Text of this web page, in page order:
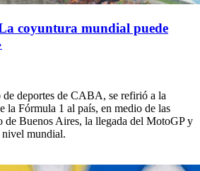
coyuntura mundial puede
de deportes de CABA, se refirió a la
la Fórmula 1 al país, en medio de las
de Buenos Aires, la llegada del MotoGP y
nivel mundial.